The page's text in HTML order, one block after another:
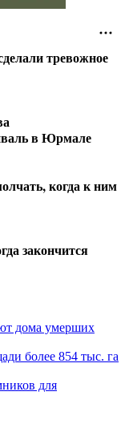
тревожное
в Юрмале
когда к ним
закончится
дома умерших
более 854 тыс. га
для